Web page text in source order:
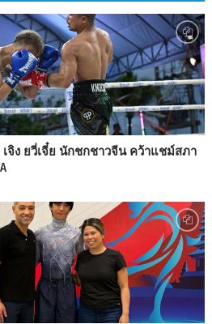
จิง ยวี่เจี๋ย นักชกชาวจีน คว้าแชม์สภา